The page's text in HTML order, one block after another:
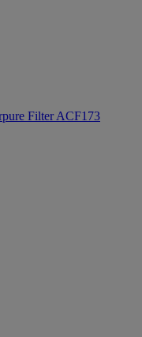
Filter ACF173